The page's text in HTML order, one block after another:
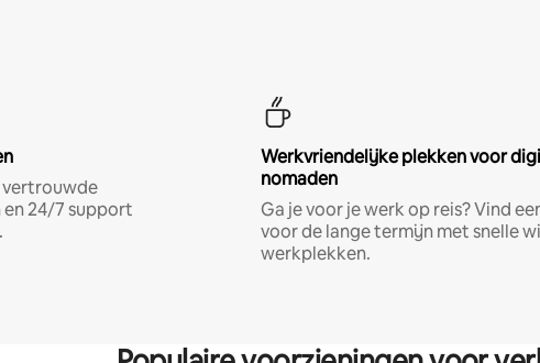
vertrouwde
24/7 support
Werkvriendelijke plekken voor
nomaden
Ga je voor je werk op reis? Vind
voor de lange termijn met snelle
werkplekken.